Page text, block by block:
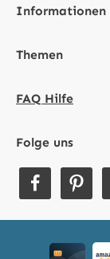
Informationen
Themen
FAQ Hilfe
Folge uns